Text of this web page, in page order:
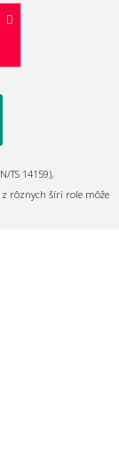
TS 14159),
rôznych šíri role môže